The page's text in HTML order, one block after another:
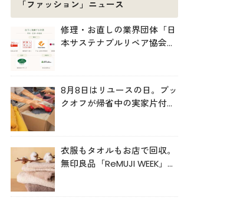
「ファッション」ニュース
修理・お直しの業界団体「日
本サステナブルリペア協会
8月8日はリユースの日。ブッ
クオフが帰省中の実家片付け
衣服もタオルもお店で回収。
無印良品「ReMUJI WEEK」6